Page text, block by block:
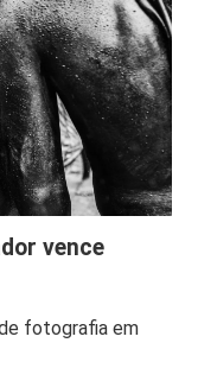
vence
fotografia em